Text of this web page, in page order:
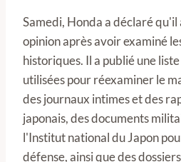
Samedi, Honda a déclaré qu'il
opinion après avoir examiné
historiques. Il a publié une
utilisées pour réexaminer le
des journaux intimes et des
japonais, des documents
l'Institut national du Japon
défense, ainsi que des